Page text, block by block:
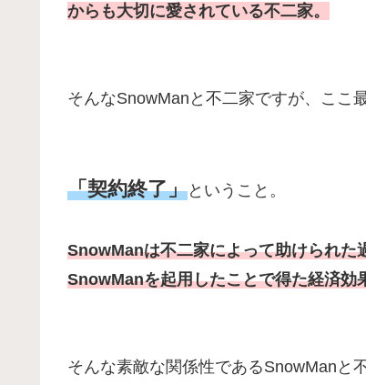
からも大切に愛されている不二家。
そんなSnowManと不二家ですが、ここ
「契約終了」ということ。
SnowManは不二家によって助けられた
SnowManを起用したことで得た経済効
そんな素敵な関係性であるSnowManと